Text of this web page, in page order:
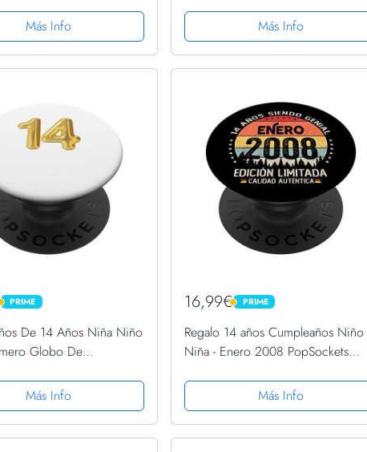
Más Info
PopSockets PopGrip Intercambiable
Más Info
PRIME
PRIME
De 14 Años Niña Niño
Globo De
Más Info
16,99€ PRIME
PRIME
Regalo 14 años Cumpleaños Niño
Niña - Enero 2008 PopSockets
Más Info